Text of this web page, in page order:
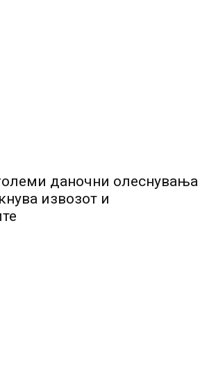
даночни олеснувања
извозот и